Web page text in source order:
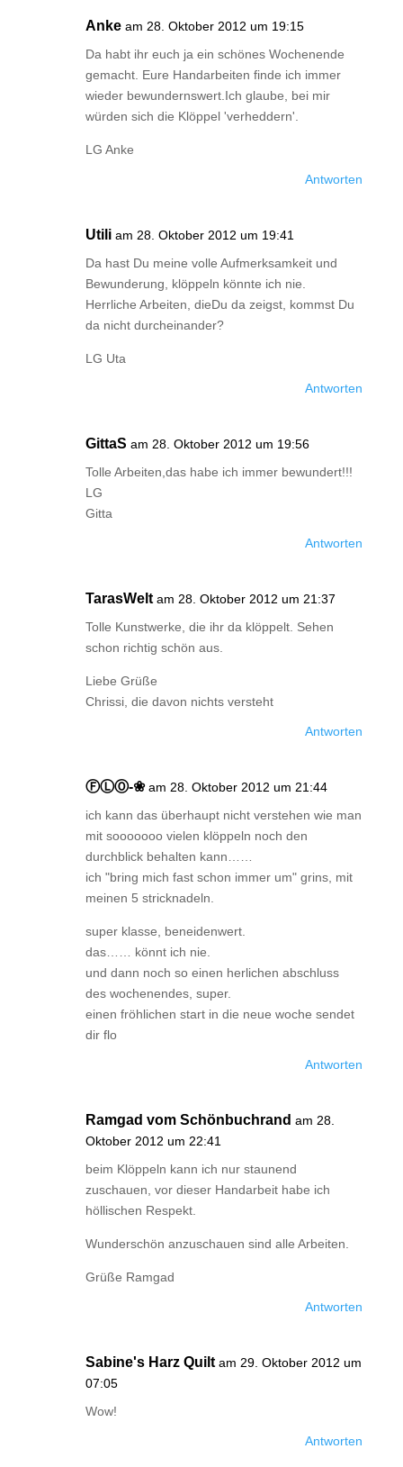
Anke am 28. Oktober 2012 um 19:15
Da habt ihr euch ja ein schönes Wochenende
gemacht. Eure Handarbeiten finde ich immer
wieder bewundernswert.Ich glaube, bei mir
würden sich die Klöppel 'verheddern'.
LG Anke
Antworten
Utili am 28. Oktober 2012 um 19:41
Da hast Du meine volle Aufmerksamkeit und
Bewunderung, klöppeln könnte ich nie.
Herrliche Arbeiten, dieDu da zeigst, kommst Du
da nicht durcheinander?
LG Uta
Antworten
GittaS am 28. Oktober 2012 um 19:56
Tolle Arbeiten,das habe ich immer bewundert!!!
LG
Gitta
Antworten
TarasWelt am 28. Oktober 2012 um 21:37
Tolle Kunstwerke, die ihr da klöppelt. Sehen
schon richtig schön aus.
Liebe Grüße
Chrissi, die davon nichts versteht
Antworten
ⒻⓁⓄ-❀ am 28. Oktober 2012 um 21:44
ich kann das überhaupt nicht verstehen wie man
mit sooooooo vielen klöppeln noch den
durchblick behalten kann……
ich "bring mich fast schon immer um" grins, mit
meinen 5 stricknadeln.
super klasse, beneidenwert.
das…… könnt ich nie.
und dann noch so einen herlichen abschluss
des wochenendes, super.
einen fröhlichen start in die neue woche sendet
dir flo
Antworten
Ramgad vom Schönbuchrand am 28.
Oktober 2012 um 22:41
beim Klöppeln kann ich nur staunend
zuschauen, vor dieser Handarbeit habe ich
höllischen Respekt.
Wunderschön anzuschauen sind alle Arbeiten.
Grüße Ramgad
Antworten
Sabine's Harz Quilt am 29. Oktober 2012 um
07:05
Wow!
Antworten